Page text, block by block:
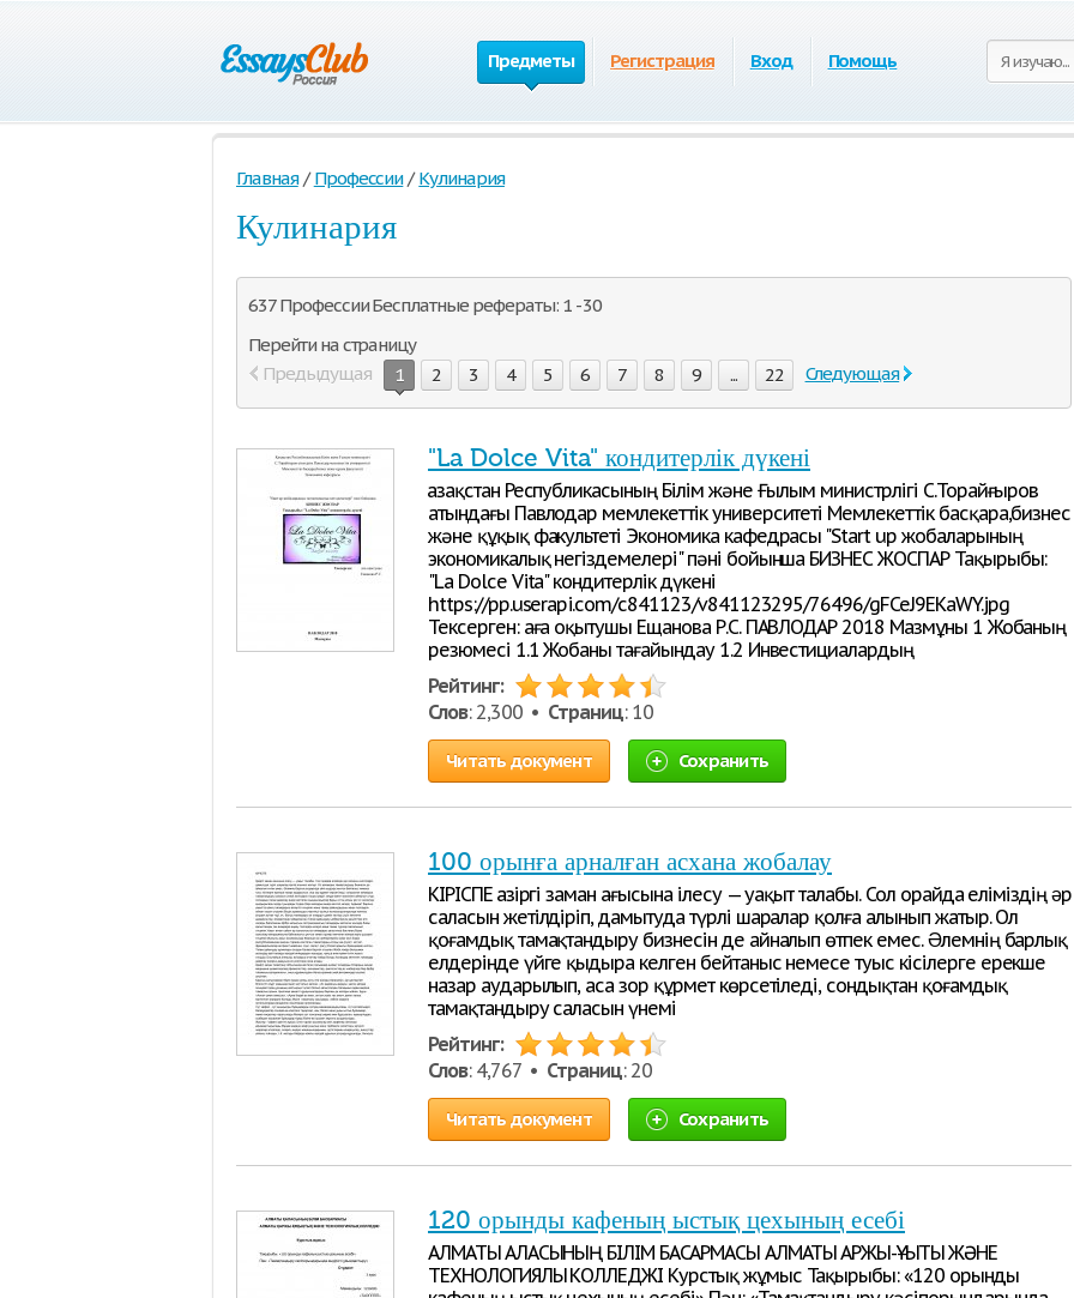
Предметы Регистрация Вход Помощь
Главная / Профессии / Кулинария
Кулинария
637 Профессии Бесплатные рефераты: 1 - 30
Перейти на страницу
Предыдущая
1 2 3 4 5 6 7 8 9 ... 22 Следующая
"La Dolce Vita" кондитерлік дүкені
Қазақстан Республикасының Білім және Ғылым министрлігі С.Торайғыров
атындағы Павлодар мемлекеттік университеті Мемлекеттік басқара,бизнес
және құқық факультеті Экономика кафедрасы "Start up жобаларының
экономикалық негіздемелері" пәні бойынша БИЗНЕС ЖОСПАР Тақырыбы:
"La Dolce Vita" кондитерлік дүкені
https://pp.userapi.com/c841123/v841123295/76496/gFCeJ9EKaWY.jpg
Тексерген: аға оқытушы Ещанова Р.С. ПАВЛОДАР 2018 Мазмұны 1 Жобаның
резюмесі 1.1 Жобаны тағайындау 1.2 Инвестициалардың
Рейтинг:
Слов: 2,300 • Страниц: 10
Читать документ Сохранить
100 орынға арналған асхана жобалау
КІРІСПЕ Қазіргі заман ағысына ілесу — уақыт талабы. Сол орайда еліміздің əр
саласын жетілдіріп, дамытуда түрлі шаралар қолға алынып жатыр. Ол
қоғамдық тамақтандыру бизнесін де айналып өтпек емес. Əлемнің барлық
елдерінде үйге қыдыра келген бейтаныс немесе туыс кісілерге ерекше
назар аударылып, аса зор құрмет көрсетіледі, сондықтан қоғамдық
тамақтандыру саласын үнемі
Рейтинг:
Слов: 4,767 • Страниц: 20
Читать документ Сохранить
120 орынды кафеның ыстық цехының есебі
АЛМАТЫ ҚАЛАСЫНЫҢ БІЛІМ БАСҚАРМАСЫ АЛМАТЫ ҚАРЖЫ-ҚҰҚЫҚТЫҚ ЖӘНЕ
ТЕХНОЛОГИЯЛЫҚ КОЛЛЕДЖІ Курстық жұмыс Тақырыбы: «120 орынды